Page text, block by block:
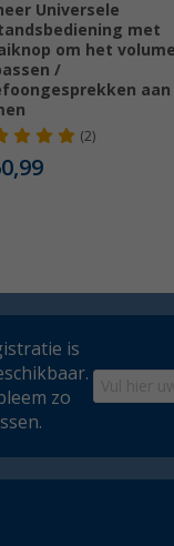
Universele
met
om het
/
aan
(2)
is
zo